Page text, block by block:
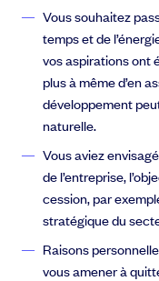
Vous souhaitez
temps et de
vos aspirations ont
plus à même d’en
développement
naturelle.
Vous aviez
de l’entreprise,
cession, par
stratégique du
Raisons
vous amener à